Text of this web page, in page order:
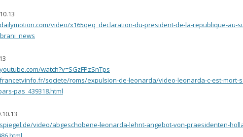
video/x165qeq_declaration-du-president-de-la-republique-au-
watch?v=SGzFPzSnTps
societe/roms/expulsion-de-leonarda/video-leonarda-c-est-mort-
pas_439318.html
video/abgeschobene-leonarda-lehnt-angebot-von-praesidenten-